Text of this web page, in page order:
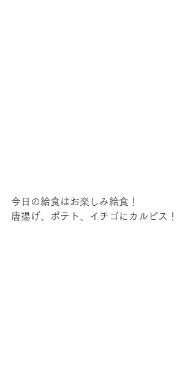
今日の給食はお楽しみ給食！
唐揚げ、ポテト、イチゴにカルピス！